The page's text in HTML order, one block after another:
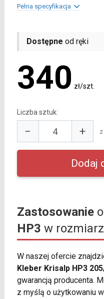
Pełna specyfikacja
Dostępne od ręki
340 zł/szt.
Liczba sztuk:
− +
Zastosowanie
HP3 w
W naszej ofercie
Kleber Krisalp HP3
gwarancją producenta.
z myślą o użytkowaniu